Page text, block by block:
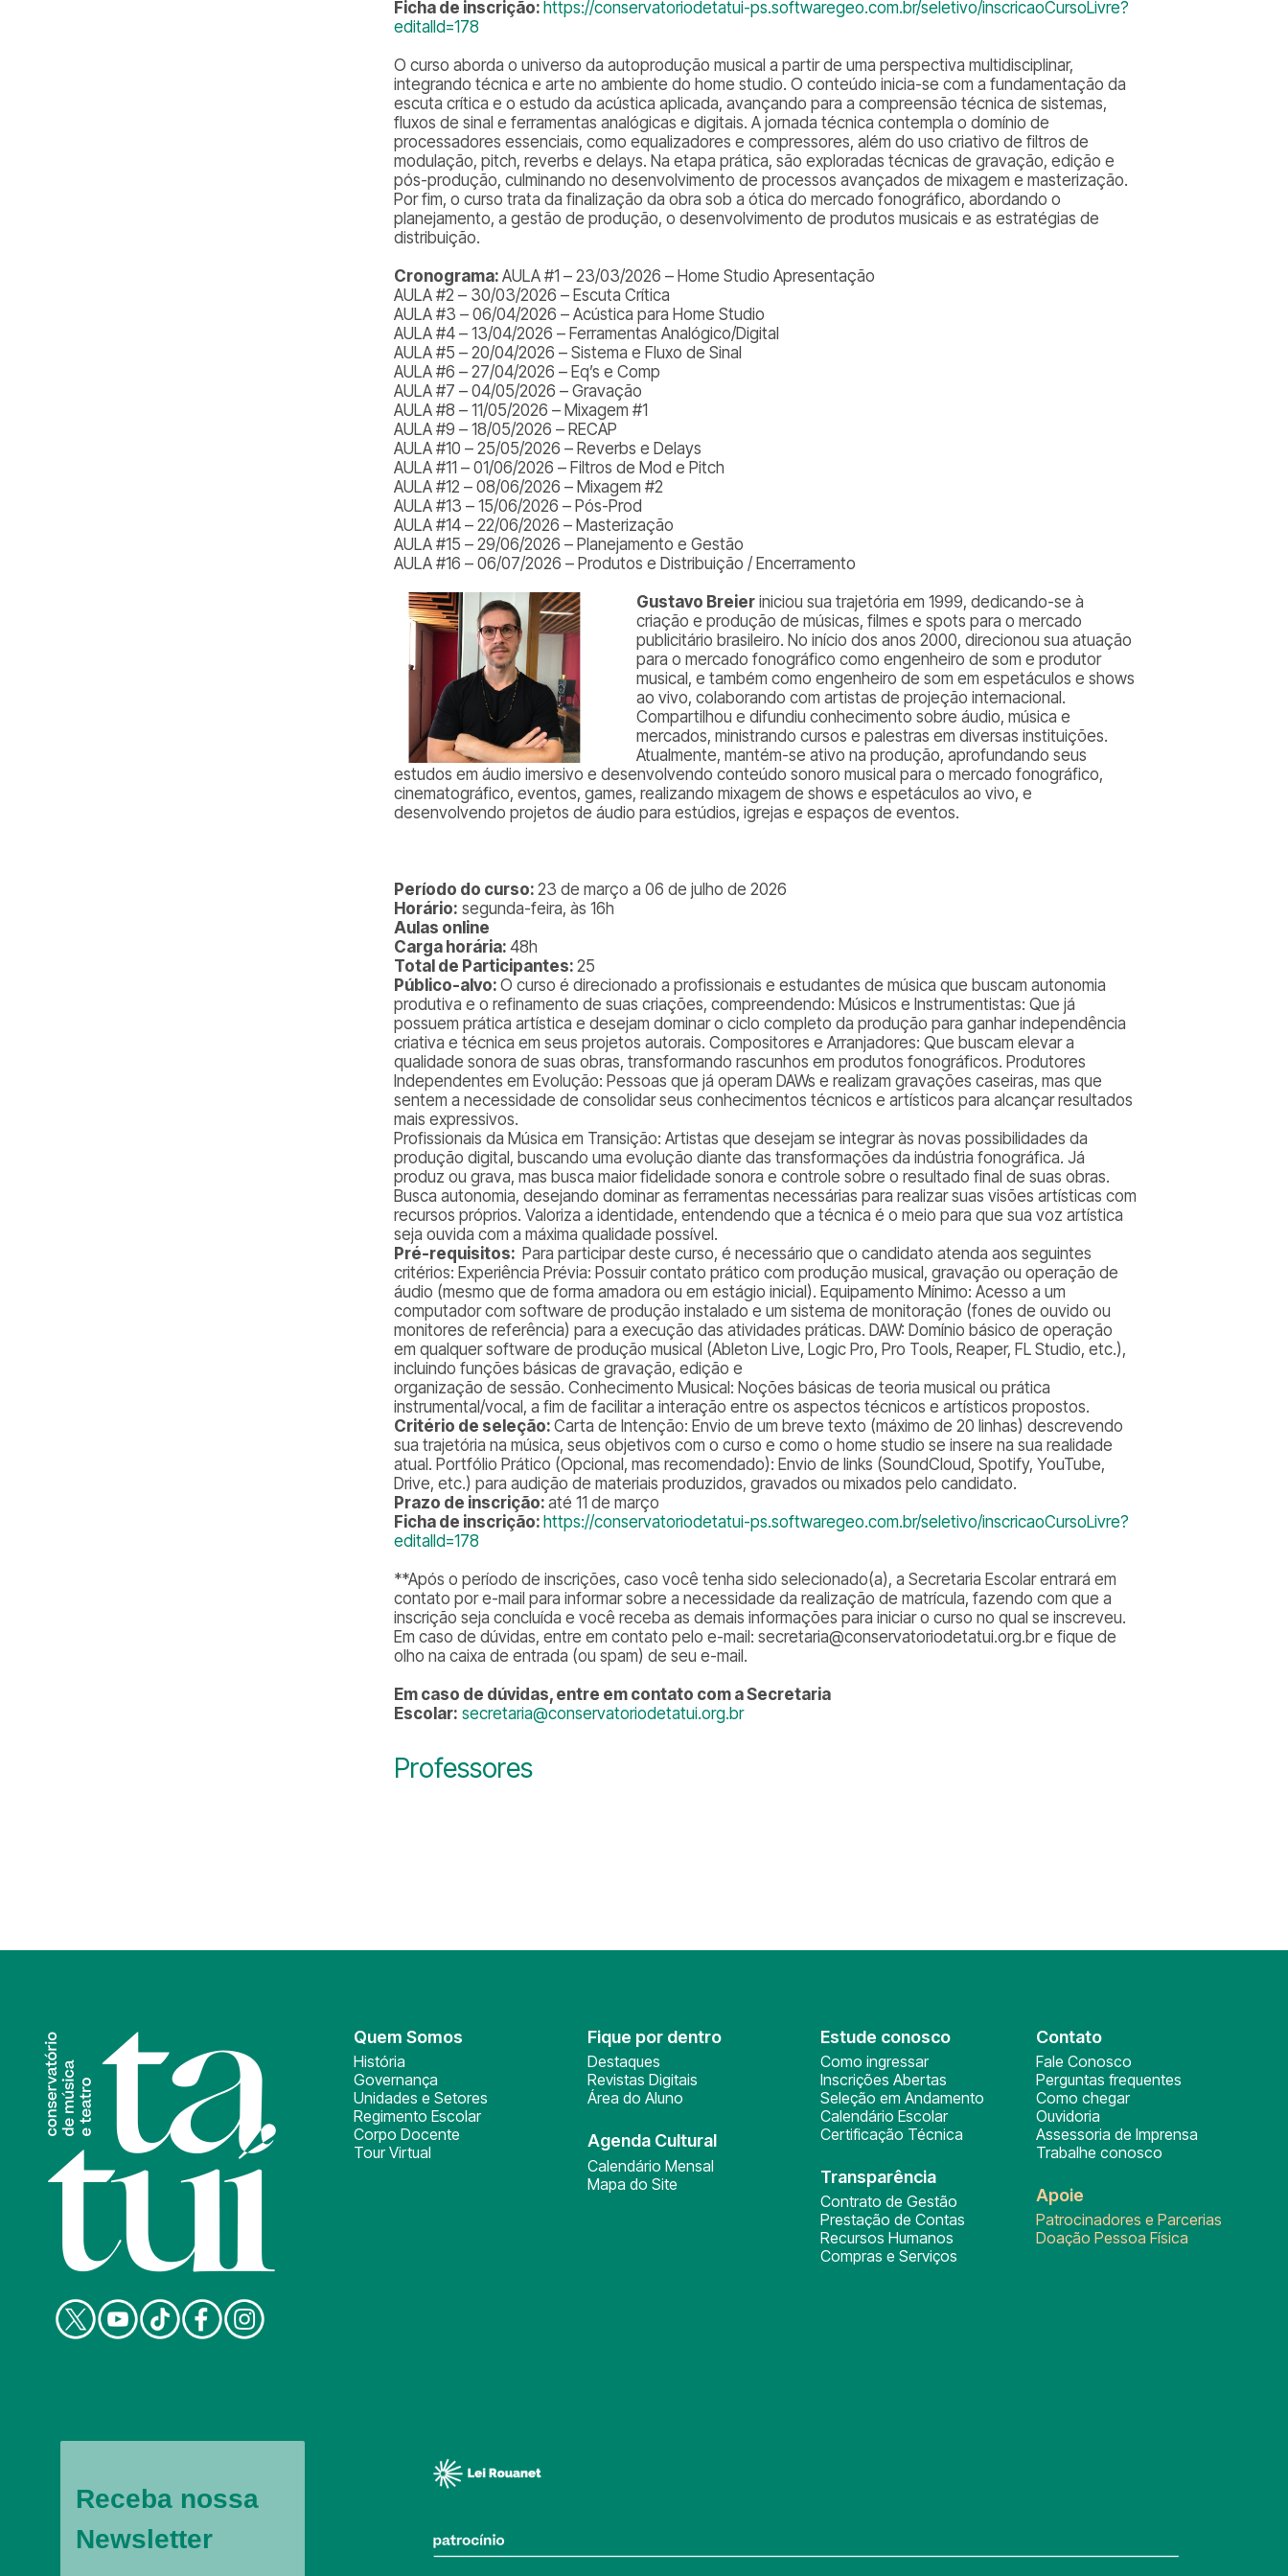
Ficha de inscrição:https://conservatoriodetatui-ps.softwaregeo.com.br/seletivo/inscricaoCursoLivre?
editalId=178
O curso aborda o universo da autoprodução musical a partir de uma perspectiva multidisciplinar,
integrando técnica e arte no ambiente do home studio. O conteúdo inicia-se com a fundamentação da
escuta crítica e o estudo da acústica aplicada, avançando para a compreensão técnica de sistemas,
fluxos de sinal e ferramentas analógicas e digitais. A jornada técnica contempla o domínio de
processadores essenciais, como equalizadores e compressores, além do uso criativo de filtros de
modulação, pitch, reverbs e delays. Na etapa prática, são exploradas técnicas de gravação, edição e
pós-produção, culminando no desenvolvimento de processos avançados de mixagem e masterização.
Por fim, o curso trata da finalização da obra sob a ótica do mercado fonográfico, abordando o
planejamento, a gestão de produção, o desenvolvimento de produtos musicais e as estratégias de
distribuição.
Cronograma:AULA #1 – 23/03/2026 – Home Studio Apresentação
AULA #2 – 30/03/2026 – Escuta Crítica
AULA #3 – 06/04/2026 – Acústica para Home Studio
AULA #4 – 13/04/2026 – Ferramentas Analógico/Digital
AULA #5 – 20/04/2026 – Sistema e Fluxo de Sinal
AULA #6 – 27/04/2026 – Eq’s e Comp
AULA #7 – 04/05/2026 – Gravação
AULA #8 – 11/05/2026 – Mixagem #1
AULA #9 – 18/05/2026 – RECAP
AULA #10 – 25/05/2026 – Reverbs e Delays
AULA #11 – 01/06/2026 – Filtros de Mod e Pitch
AULA #12 – 08/06/2026 – Mixagem #2
AULA #13 – 15/06/2026 – Pós-Prod
AULA #14 – 22/06/2026 – Masterização
AULA #15 – 29/06/2026 – Planejamento e Gestão
AULA #16 – 06/07/2026 – Produtos e Distribuição / Encerramento
Gustavo Breier iniciou sua trajetória em 1999, dedicando-se à
criação e produção de músicas, filmes e spots para o mercado
publicitário brasileiro. No início dos anos 2000, direcionou sua atuação
para o mercado fonográfico como engenheiro de som e produtor
musical, e também como engenheiro de som em espetáculos e shows
ao vivo, colaborando com artistas de projeção internacional.
Compartilhou e difundiu conhecimento sobre áudio, música e
mercados, ministrando cursos e palestras em diversas instituições.
Atualmente, mantém-se ativo na produção, aprofundando seus
estudos em áudio imersivo e desenvolvendo conteúdo sonoro musical para o mercado fonográfico,
cinematográfico, eventos, games, realizando mixagem de shows e espetáculos ao vivo, e
desenvolvendo projetos de áudio para estúdios, igrejas e espaços de eventos.
Período do curso:23 de março a 06 de julho de 2026
Horário: segunda-feira, às 16h
Aulas online
Carga horária:48h
Total de Participantes:25
Público-alvo:O curso é direcionado a profissionais e estudantes de música que buscam autonomia
produtiva e o refinamento de suas criações, compreendendo: Músicos e Instrumentistas: Que já
possuem prática artística e desejam dominar o ciclo completo da produção para ganhar independência
criativa e técnica em seus projetos autorais. Compositores e Arranjadores: Que buscam elevar a
qualidade sonora de suas obras, transformando rascunhos em produtos fonográficos. Produtores
Independentes em Evolução: Pessoas que já operam DAWs e realizam gravações caseiras, mas que
sentem a necessidade de consolidar seus conhecimentos técnicos e artísticos para alcançar resultados
mais expressivos.
Profissionais da Música em Transição: Artistas que desejam se integrar às novas possibilidades da
produção digital, buscando uma evolução diante das transformações da indústria fonográfica. Já
produz ou grava, mas busca maior fidelidade sonora e controle sobre o resultado final de suas obras.
Busca autonomia, desejando dominar as ferramentas necessárias para realizar suas visões artísticas com
recursos próprios. Valoriza a identidade, entendendo que a técnica é o meio para que sua voz artística
seja ouvida com a máxima qualidade possível.
Pré-requisitos: Para participar deste curso, é necessário que o candidato atenda aos seguintes
critérios: Experiência Prévia: Possuir contato prático com produção musical, gravação ou operação de
áudio (mesmo que de forma amadora ou em estágio inicial). Equipamento Mínimo: Acesso a um
computador com software de produção instalado e um sistema de monitoração (fones de ouvido ou
monitores de referência) para a execução das atividades práticas. DAW: Domínio básico de operação
em qualquer software de produção musical (Ableton Live, Logic Pro, Pro Tools, Reaper, FL Studio, etc.),
incluindo funções básicas de gravação, edição e
organização de sessão. Conhecimento Musical: Noções básicas de teoria musical ou prática
instrumental/vocal, a fim de facilitar a interação entre os aspectos técnicos e artísticos propostos.
Critério de seleção:Carta de Intenção: Envio de um breve texto (máximo de 20 linhas) descrevendo
sua trajetória na música, seus objetivos com o curso e como o home studio se insere na sua realidade
atual. Portfólio Prático (Opcional, mas recomendado): Envio de links (SoundCloud, Spotify, YouTube,
Drive, etc.) para audição de materiais produzidos, gravados ou mixados pelo candidato.
Prazo de inscrição:até 11 de março
Ficha de inscrição:https://conservatoriodetatui-ps.softwaregeo.com.br/seletivo/inscricaoCursoLivre?
editalId=178
**Após o período de inscrições, caso você tenha sido selecionado(a), a Secretaria Escolar entrará em
contato por e-mail para informar sobre a necessidade da realização de matrícula, fazendo com que a
inscrição seja concluída e você receba as demais informações para iniciar o curso no qual se inscreveu.
Em caso de dúvidas, entre em contato pelo e-mail: secretaria@conservatoriodetatui.org.br e fique de
olho na caixa de entrada (ou spam) de seu e-mail.
Em caso de dúvidas, entre em contato com a Secretaria
Escolar: secretaria@conservatoriodetatui.org.br
Professores
Quem Somos
História
Governança
Unidades e Setores
Regimento Escolar
Corpo Docente
Tour Virtual
Fique por dentro
Destaques
Revistas Digitais
Área do Aluno
Agenda Cultural
Calendário Mensal
Mapa do Site
Estude conosco
Como ingressar
Inscrições Abertas
Seleção em Andamento
Calendário Escolar
Certificação Técnica
Transparência
Contrato de Gestão
Prestação de Contas
Recursos Humanos
Compras e Serviços
Contato
Fale Conosco
Perguntas frequentes
Como chegar
Ouvidoria
Assessoria de Imprensa
Trabalhe conosco
Apoie
Patrocinadores e Parcerias
Doação Pessoa Física